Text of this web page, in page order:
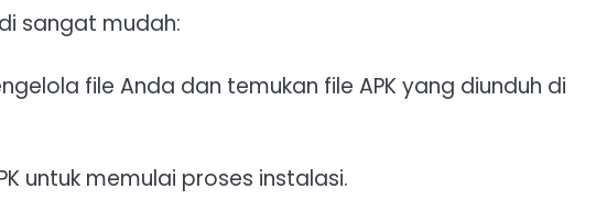
sangat mudah:
file Anda dan temukan file APK yang diunduh di
untuk memulai proses instalasi.